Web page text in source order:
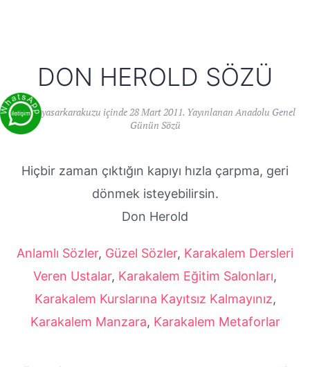
DON HEROLD SÖZÜ
Yazanyasarkarakuzu içinde 28 Mart 2011. Yayınlanan Anadolu Genel
Günün Sözü
Hiçbir zaman çıktığın kapıyı hızla çarpma, geri
dönmek isteyebilirsin.
Don Herold
Anlamlı Sözler, Güzel Sözler, Karakalem Dersleri
Veren Ustalar, Karakalem Eğitim Salonları,
Karakalem Kurslarına Kayıtsız Kalmayınız,
Karakalem Manzara, Karakalem Metaforlar